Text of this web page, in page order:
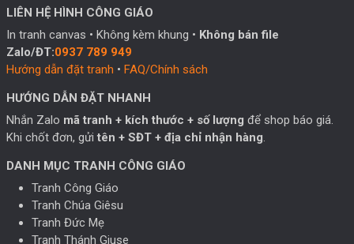
LIÊN HỆ HÌNH CÔNG GIÁO
In tranh canvas • Không kèm khung • Không bán file
Zalo/ĐT:0937 789 949
Hướng dẫn đặt tranh • FAQ/Chính sách
HƯỚNG DẪN ĐẶT NHANH
Nhắn Zalo mã tranh + kích thước + số lượng để shop báo giá.
Khi chốt đơn, gửi tên + SĐT + địa chỉ nhận hàng.
DANH MỤC TRANH CÔNG GIÁO
Tranh Công Giáo
Tranh Chúa Giêsu
Tranh Đức Mẹ
Tranh Thánh Giuse